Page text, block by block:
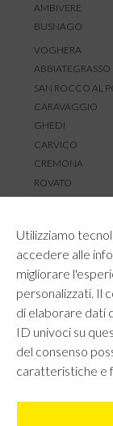
Utilizziamo
accedere alle
migliorare
personalizzati. Il
di elaborare dati
ID univoci su
del consenso
caratteristiche e
AMBIVERE
BUSNAGO
VOGHERA
ABBIATEGRASSO
SAN ROCCO AL
CARAVAGGIO
GHEDI
CARVICO
CREMONA
ROVATO
RESI E RIMBORSI
REGOLAMENTO
CONTATTACI